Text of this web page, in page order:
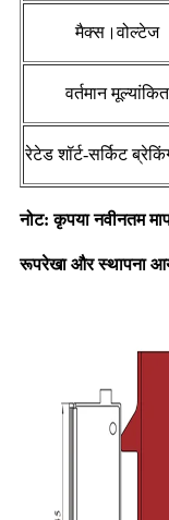
मैक्स।वोल्टेज
वर्तमान मूल्यांकित
रेटेड शॉर्ट-सर्किट
नोट: कृपया नवीनतम
रूपरेखा और स्थापना